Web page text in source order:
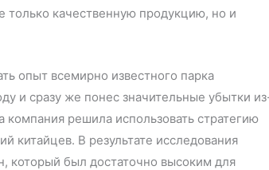
только качественную продукцию, но и
опыт всемирно известного парка
и сразу же понес значительные убытки
решила использовать стратегию
китайцев. В результате исследования
который был достаточно высоким для